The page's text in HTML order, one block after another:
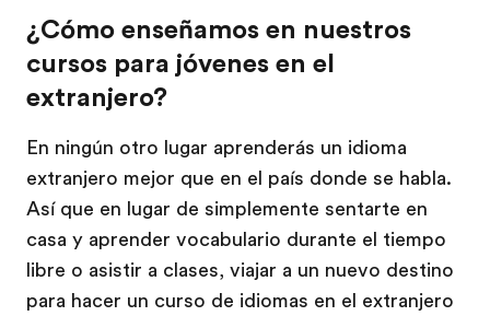
¿Cómo enseñamos en nuestros
cursos para jóvenes en el
extranjero?
En ningún otro lugar aprenderás un idioma
extranjero mejor que en el país donde se habla.
Así que en lugar de simplemente sentarte en
casa y aprender vocabulario durante el tiempo
libre o asistir a clases, viajar a un nuevo destino
para hacer un curso de idiomas en el extranjero